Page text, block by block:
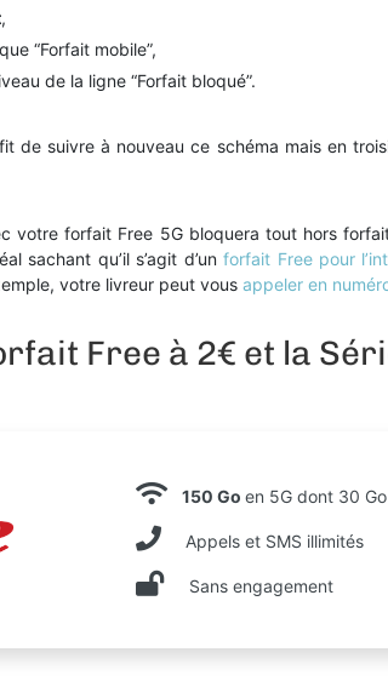
,
“Forfait mobile”,
de la ligne “Forfait bloqué”.
de suivre à nouveau ce schéma mais en
votre forfait Free 5G bloquera tout hors
sachant qu’il s’agit d’unforfait Free pour
votre livreur peut vousappeler en
Free à 2€ et la
150 Go en 5G dont 30
Appels et SMS illimités
Sans engagement